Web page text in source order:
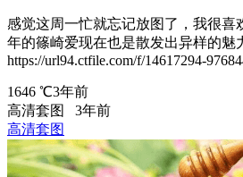
感觉这周一忙就忘记放图了，我很喜
年的篠崎爱现在也是散发出异样的魅
https://url94.ctfile.com/f/14617294-
1646 ℃3年前
高清套图
3年前
高清套图